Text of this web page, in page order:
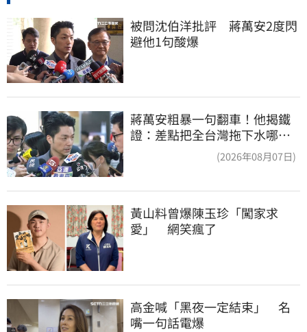
被問沈伯洋批評　蔣萬安2度閃
避他1句酸爆
蔣萬安粗暴一句翻車！他揭鐵
證：差點把全台灣拖下水哪時
(2026年08月07日)
黃山料曾爆陳玉珍「闖家求
愛」　網笑瘋了
高金喊「黑夜一定結束」　名
嘴一句話電爆